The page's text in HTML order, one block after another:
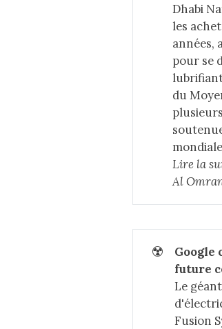
Dhabi
les
années,
pour se
du
Lire la
Al
☢️
Google
future
Le
Fusion